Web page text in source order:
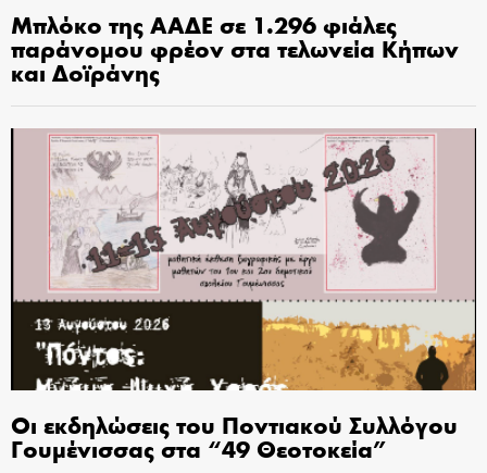
Μπλόκο της ΑΑΔΕ σε 1.296 φιάλες
παράνομου φρέον στα τελωνεία Κήπων
και Δοϊράνης
Οι εκδηλώσεις του Ποντιακού Συλλόγου
Γουμένισσας στα “49 Θεοτοκεία”